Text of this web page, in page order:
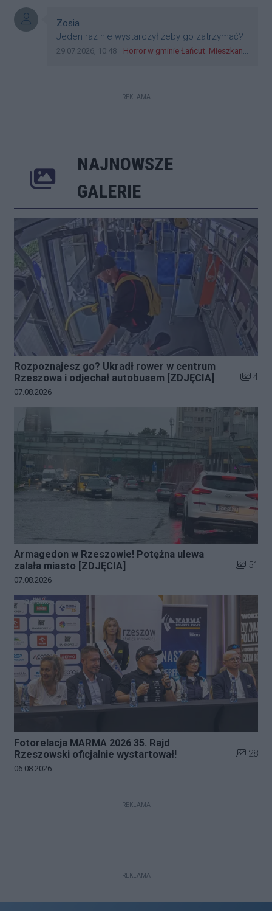
zagorzali pisowcy
Autor komentarza:
Zosia
Treść komentarza:
Jeden raz nie wystarczył żeby go zatrzymać?
Data dodania komentarza:
29.07.2026, 10:48 Źródło komentarza:
Horror w gminie Łańcut. Mieszkaniec Rzeszowa terroryzował rodzinę nożem i zaatakował policjantów! [VIDEO]
REKLAMA
NAJNOWSZE
GALERIE
Rozpoznajesz go? Ukradł rower w centrum
Rzeszowa i odjechał autobusem [ZDJĘCIA]
Liczba
4
Data dodania galerii:
07.08.2026
Armagedon w Rzeszowie! Potężna ulewa
zalała miasto [ZDJĘCIA]
Liczba
51
Data dodania galerii:
07.08.2026
Fotorelacja MARMA 2026 35. Rajd
Rzeszowski oficjalnie wystartował!
Liczba
28
Data dodania galerii:
06.08.2026
REKLAMA
REKLAMA